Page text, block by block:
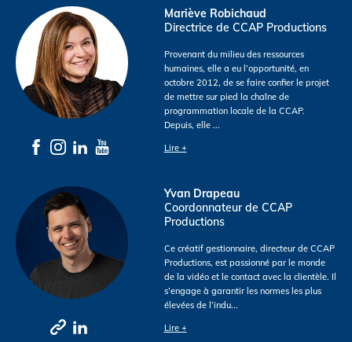
Mariève Robichaud
Directrice de CCAP Productions
Provenant du milieu des ressources
humaines, elle a eu l’opportunité, en
octobre 2012, de se faire confier le projet
de mettre sur pied la chaîne de
programmation locale de la CCAP.
Depuis, elle ...
Lire +
Yvan Drapeau
Coordonnateur de CCAP
Productions
Ce créatif gestionnaire, directeur de CCAP
Productions, est passionné par le monde
de la vidéo et le contact avec la clientèle. Il
s’engage à garantir les normes les plus
élevées de l’indu...
Lire +